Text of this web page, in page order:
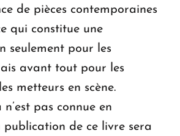
de pièces contemporaines
qui constitue une
seulement pour les
avant tout pour les
metteurs en scène.
pas connue en
publication de ce livre sera